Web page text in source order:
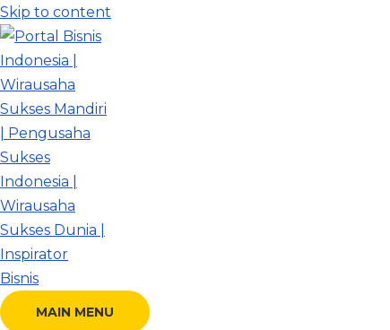
Skip to content
MAIN MENU